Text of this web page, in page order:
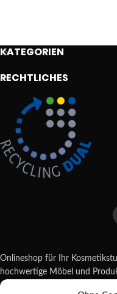
KATEGORIEN
RECHTLICHES
Onlineshop für Ihr
hochwertige Möbel und